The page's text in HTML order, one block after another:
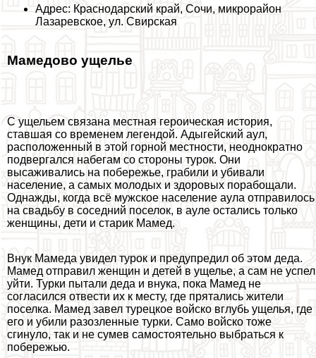
Адрес: Краснодарский край, Сочи, микрорайон
Лазаревское, ул. Свирская
Мамедово ущелье
С ущельем связана местная героическая история,
ставшая со временем легендой. Адыгeйский аул,
расположенный в этой горной местности, неоднократно
подвергался набегам со стороны турок. Они
высаживались на побережье, грабили и убивали
население, а самых молодых и здоровых порабощали.
Однажды, когда всё мужское население аула отправилось
на свадьбу в соседний поселок, в ауле остались только
женщины, дети и старик Мамед.
Внук Мамеда увидел турок и предупредил об этом деда.
Мамед отправил женщин и детей в ущелье, а сам не успел
уйти. Турки пытали деда и внука, пока Мамед не
согласился отвести их к месту, где прятались жители
поселка. Мамед завел турецкое войско вглубь ущелья, где
его и убили разозленные турки. Само войско тоже
сгинуло, так и не сумев самостоятельно выбраться к
побережью.